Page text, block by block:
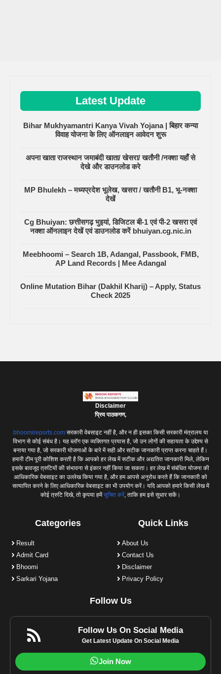
Latest Update
Bihar Mukhyamantri Kanya Vivah Yojana | बिहार कन्या
विवाह योजना के लिए ऑनलाइन आवेदन शुरू
अपना खाता राजस्थान जमाबंदी खाता/ खेसरा/ खतौनी /नक्शा यहाँ से
देखे और डाउनलोड करे
MP Bhulekh – मध्यप्रदेश भूलेख, खसरा / खतौनी B1, भू-नक्शा
देखें
Cg Bhuiyan: छत्तीसगढ़ भुइयां, डिजिटल बी-1 एवं पी-2 खसरा एवं
नक्शा ऑनलाइन देखें एवं डाउनलोड करें bhuiyan.cg.nic.in
Meebhoomi – Search 1B, Adangal, Passbook, FMB,
AP Land Records | Mee Adangal
Online Mutation Bihar (Dakhil Kharij) – Apply, Status
Check 2025
Disclaimer
प्रिय पाठकगण,
bhoomireports.comसरकारी वेबसाइट नहीं है, और न ही इसका किसी सरकारी मंत्रालय या
विभाग से कोई संबंध है। यह ब्लॉग एक व्यक्तिगत प्रयास है, जो उन लोगों की सहायता के उद्देश्य से
बनाया गया है, जो सरकारी योजनाओं के बारे में सही और सटीक जानकारी प्राप्त करना चाहते हैं।
हमारी टीम पूरी कोशिश करती है कि आपको हर लेख में सटीक और अद्यतित जानकारी मिले, लेकिन
इसके बावजूद त्रुटियों की संभावना से इंकार नहीं किया जा सकता। हर लेख में संबंधित योजना की
आधिकारिक वेबसाइट का उल्लेख किया गया है, और हम आपसे अनुरोध करते हैं कि जानकारी को
सत्यापित करने के लिए आधिकारिक वेबसाइट का भी उपयोग करें। यदि आपको हमारे किसी लेख में
कोई त्रुटि दिखे, तो कृपया हमेंसूचित करें, ताकि हम इसे सुधार सकें।
Categories
Result
Admit Card
Bhoomi
Sarkari Yojana
Quick Links
About Us
Contact Us
Disclaimer
Privacy Policy
Follow Us
Follow Us On Social Media
Get Latest Update On Social Media
Join Now